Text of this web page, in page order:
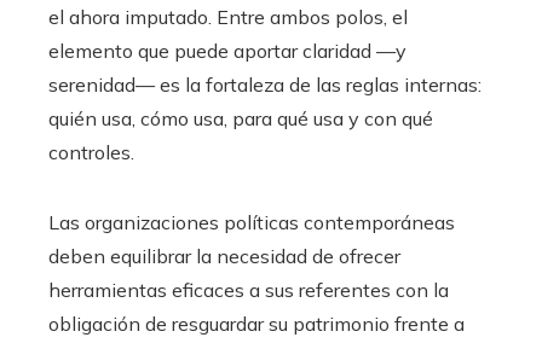
el ahora imputado. Entre ambos polos, el
elemento que puede aportar claridad —y
serenidad— es la fortaleza de las reglas internas:
quién usa, cómo usa, para qué usa y con qué
controles.
Las organizaciones políticas contemporáneas
deben equilibrar la necesidad de ofrecer
herramientas eficaces a sus referentes con la
obligación de resguardar su patrimonio frente a